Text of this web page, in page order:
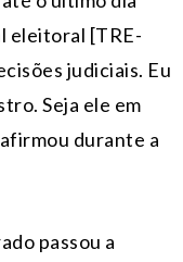
eleitoral [TRE-
judiciais. Eu
Seja ele em
durante a
passou a